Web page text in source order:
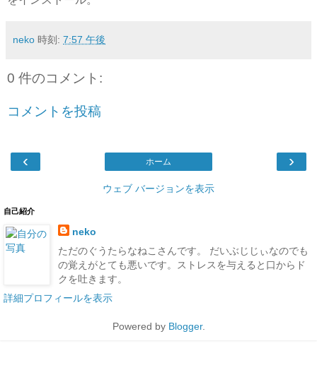
neko 時刻: 7:57 午後
0 件のコメント:
コメントを投稿
‹ ›
ホーム
ウェブ バージョンを表示
自己紹介
neko
ただのぐうたらなねこさんです。 だいぶじじぃなのでも
の覚えがとても悪いです。ストレスを与えると口からド
クを吐きます。
詳細プロフィールを表示
Powered by Blogger.